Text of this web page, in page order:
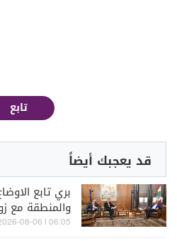
تابع
قد يعجبك أيضاً
بري تابع
والمنطقة مع
06:05 | 2026-08-06